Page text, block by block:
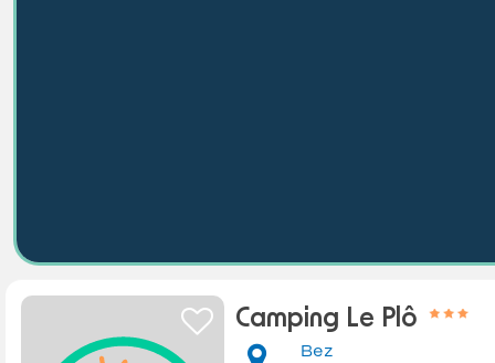
Camping Le Plô
Bez